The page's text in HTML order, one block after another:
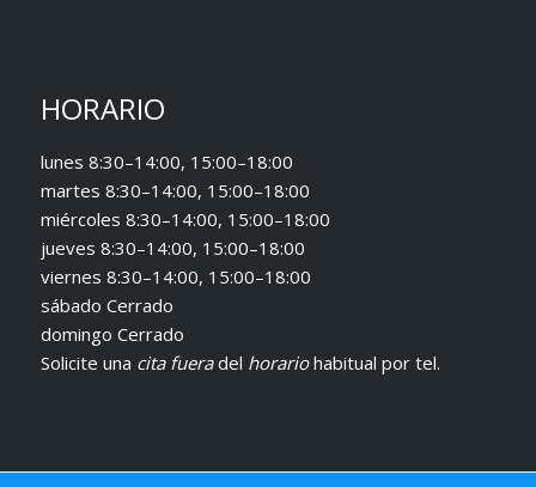
HORARIO
lunes 8:30–14:00, 15:00–18:00
martes 8:30–14:00, 15:00–18:00
miércoles 8:30–14:00, 15:00–18:00
jueves 8:30–14:00, 15:00–18:00
viernes 8:30–14:00, 15:00–18:00
sábado Cerrado
domingo Cerrado
Solicite una cita fueradel horariohabitual por tel.